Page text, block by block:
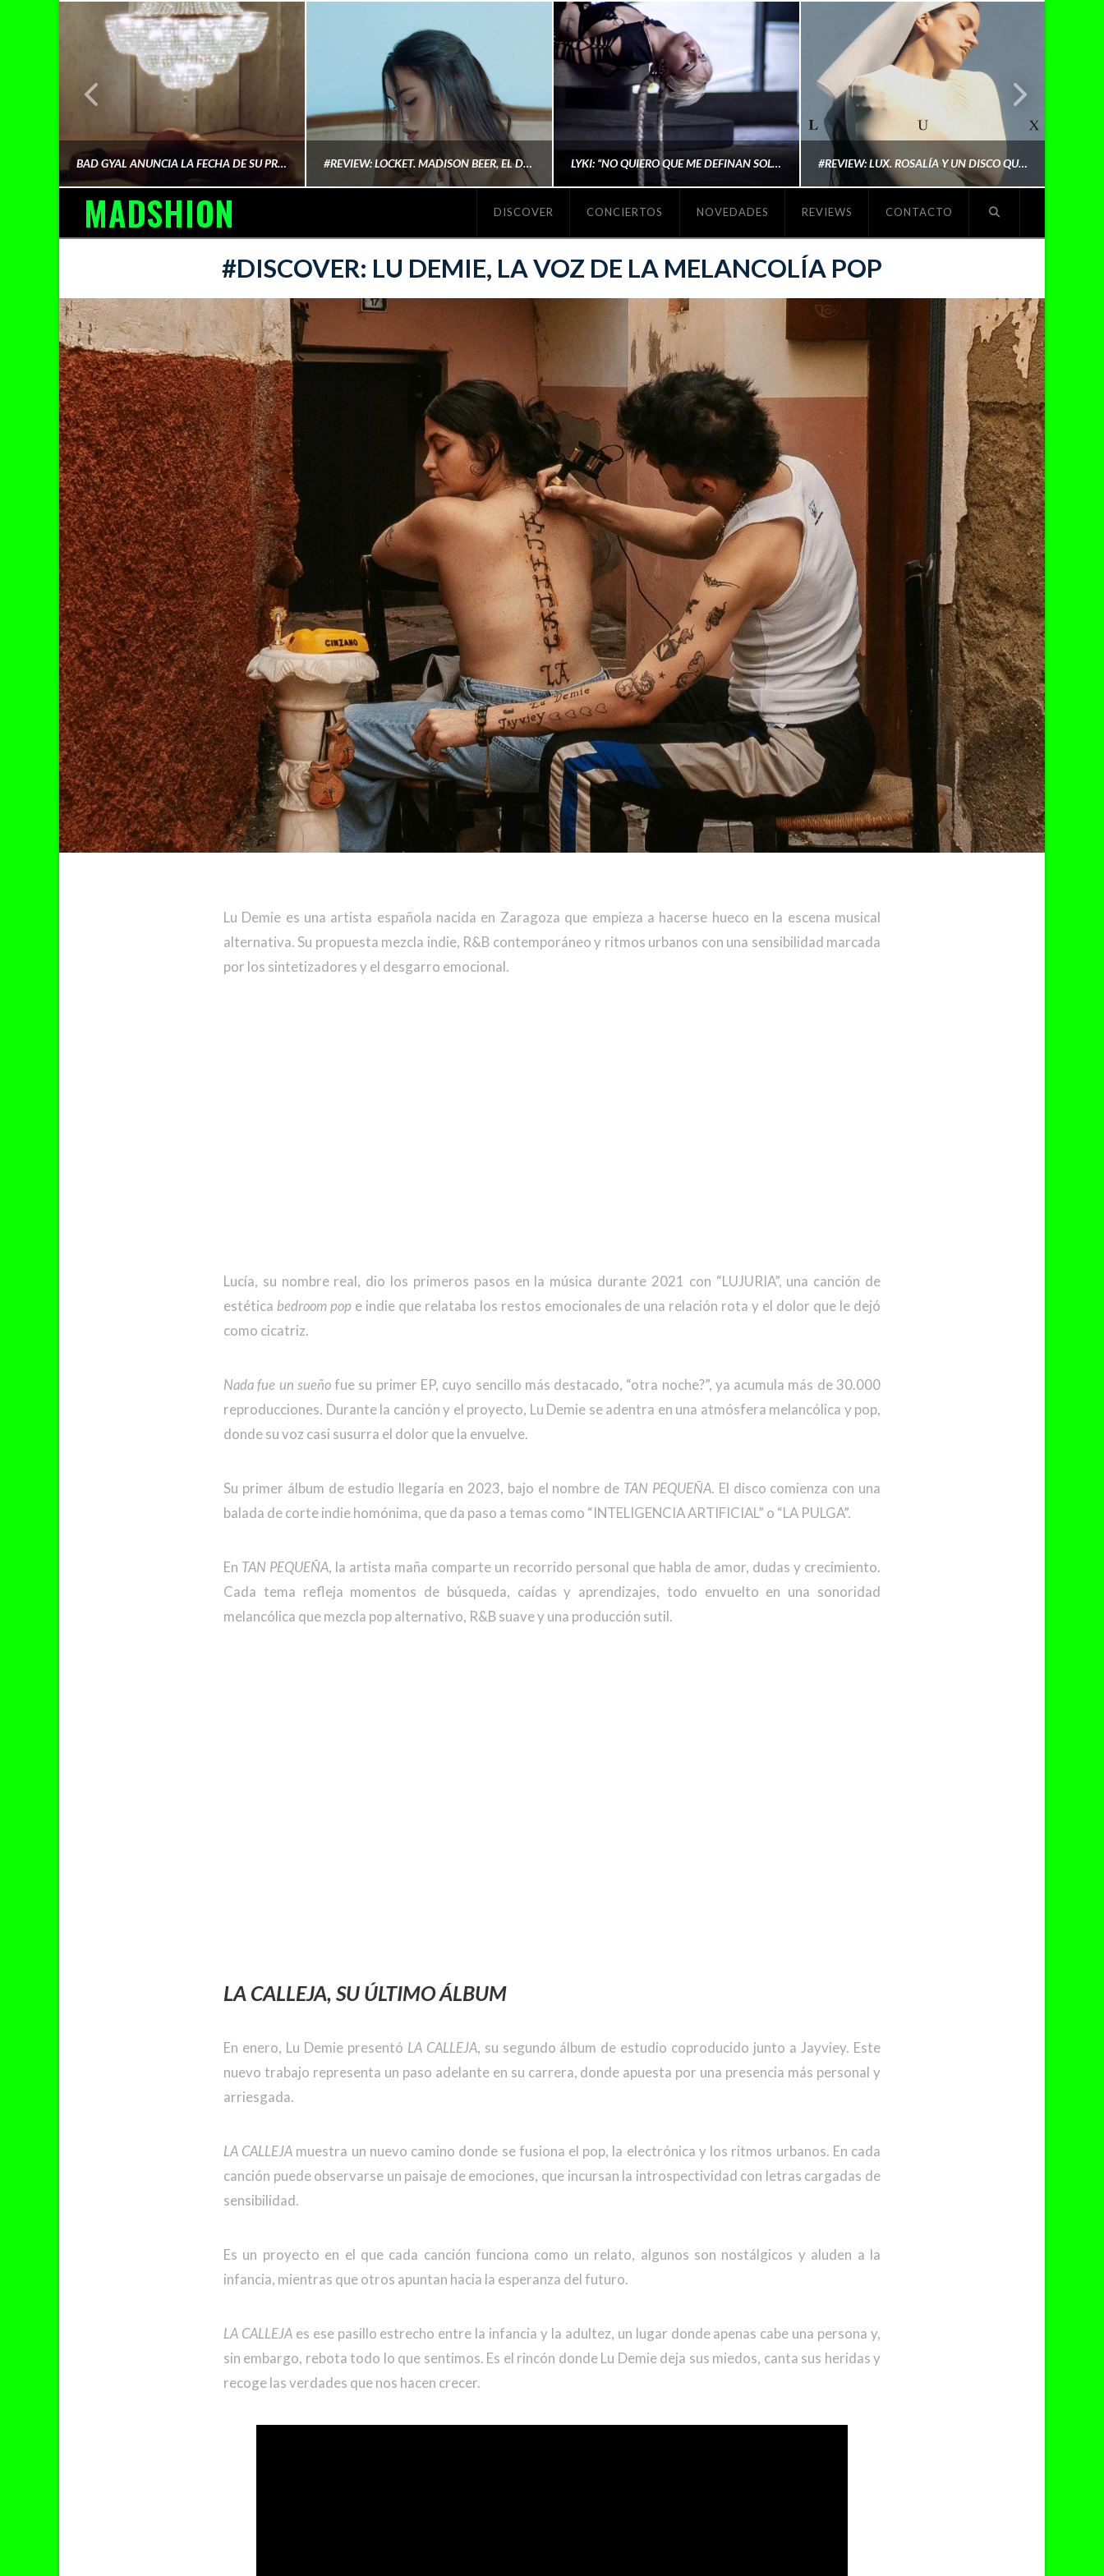
BAD GYAL ANUNCIA LA FECHA DE SU PRÓXIMO ÁLBUM «MÁS CARA»
FEBRERO 6, 2026
#REVIEW: LOCKET. MADISON BEER, EL DISCO DONDE POR FIN DEJA DE JUSTIFICARSE
ENERO 20, 2026
LYKI: “NO QUIERO QUE ME DEFINAN SOLO POR SER REIVINDICATIVA. QUIERO QUE ME ESCUCHEN PORQUE DISFRUTO HACIENDO MI MÚSICA”
NOVIEMBRE 16, 2025
#REVIEW: LUX. ROSALÍA Y UN DISCO QUE REDEFINE LO QUE SIGNIFICA SER ARTISTA
NOVIEMBRE 5, 2025
MADSHION DISCOVER CONCIERTOS NOVEDADES REVIEWS CONTACTO
#DISCOVER: LU DEMIE, LA VOZ DE LA MELANCOLÍA POP
Lu Demie es una artista española nacida en Zaragoza que empieza a hacerse hueco en la escena musical
alternativa. Su propuesta mezcla indie, R&B contemporáneo y ritmos urbanos con una sensibilidad marcada
por los sintetizadores y el desgarro emocional.
Lucía, su nombre real, dio los primeros pasos en la música durante 2021 con “LUJURIA”, una canción de
estética bedroom pop e indie que relataba los restos emocionales de una relación rota y el dolor que le dejó
como cicatriz.
Nada fue un sueñofue su primer EP, cuyo sencillo más destacado, “otra noche?”, ya acumula más de 30.000
reproducciones. Durante la canción y el proyecto, Lu Demie se adentra en una atmósfera melancólica y pop,
donde su voz casi susurra el dolor que la envuelve.
Su primer álbum de estudio llegaría en 2023, bajo el nombre de TAN PEQUEÑA. El disco comienza con una
balada de corte indie homónima, que da paso a temas como “INTELIGENCIA ARTIFICIAL” o “LA PULGA”.
En TAN PEQUEÑA, la artista maña comparte un recorrido personal que habla de amor, dudas y crecimiento.
Cada tema refleja momentos de búsqueda, caídas y aprendizajes, todo envuelto en una sonoridad
melancólica que mezcla pop alternativo, R&B suave y una producción sutil.
LA CALLEJA, SU ÚLTIMO ÁLBUM
En enero, Lu Demie presentó LA CALLEJA, su segundo álbum de estudio coproducido junto a Jayviey. Este
nuevo trabajo representa un paso adelante en su carrera, donde apuesta por una presencia más personal y
arriesgada.
LA CALLEJA muestra un nuevo camino donde se fusiona el pop, la electrónica y los ritmos urbanos. En cada
canción puede observarse un paisaje de emociones, que incursan la introspectividad con letras cargadas de
sensibilidad.
Es un proyecto en el que cada canción funciona como un relato, algunos son nostálgicos y aluden a la
infancia, mientras que otros apuntan hacia la esperanza del futuro.
LA CALLEJAes ese pasillo estrecho entre la infancia y la adultez, un lugar donde apenas cabe una persona y,
sin embargo, rebota todo lo que sentimos. Es el rincón donde Lu Demie deja sus miedos, canta sus heridas y
recoge las verdades que nos hacen crecer.